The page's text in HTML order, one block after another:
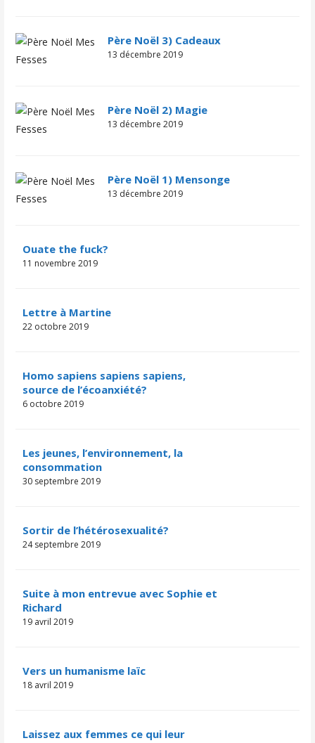
Père Noël 3) Cadeaux
13 décembre 2019
Père Noël 2) Magie
13 décembre 2019
Père Noël 1) Mensonge
13 décembre 2019
Ouate the fuck?
11 novembre 2019
Lettre à Martine
22 octobre 2019
Homo sapiens sapiens sapiens,
source de l’écoanxiété?
6 octobre 2019
Les jeunes, l’environnement, la
consommation
30 septembre 2019
Sortir de l’hétérosexualité?
24 septembre 2019
Suite à mon entrevue avec Sophie et
Richard
19 avril 2019
Vers un humanisme laïc
18 avril 2019
Laissez aux femmes ce qui leur